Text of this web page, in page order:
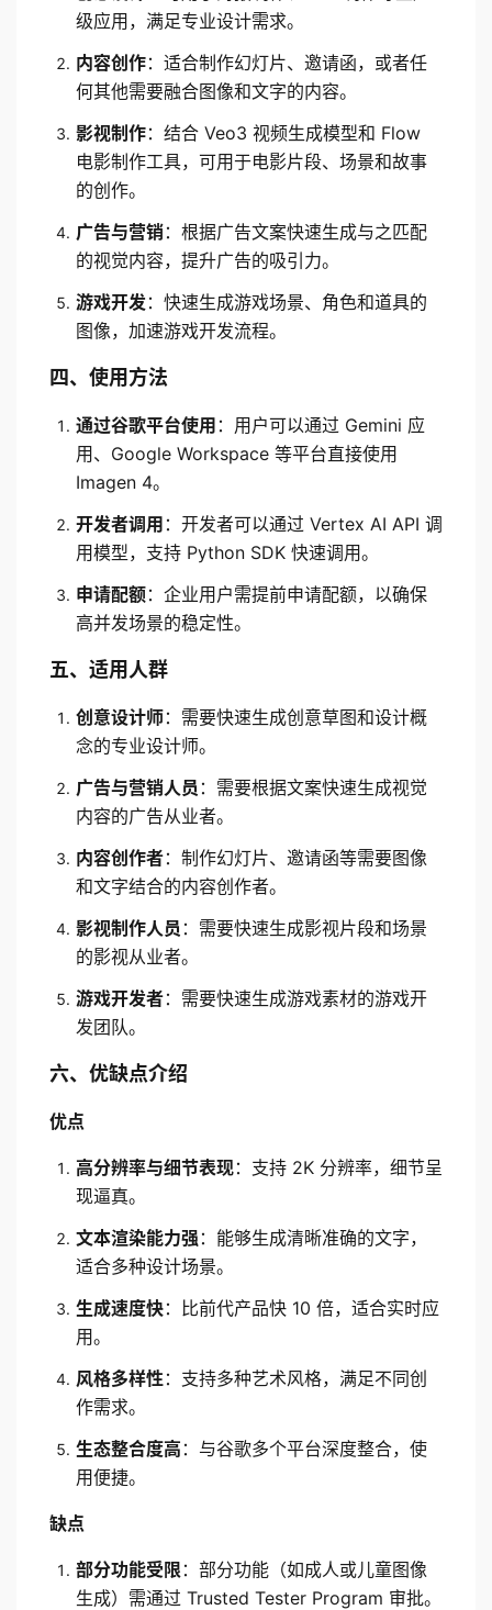
级应用，满足专业设计需求。
内容创作：适合制作幻灯片、邀请函，或者任
何其他需要融合图像和文字的内容。
影视制作：结合 Veo3 视频生成模型和 Flow
电影制作工具，可用于电影片段、场景和故事
的创作。
广告与营销：根据广告文案快速生成与之匹配
的视觉内容，提升广告的吸引力。
游戏开发：快速生成游戏场景、角色和道具的
图像，加速游戏开发流程。
四、使用方法
通过谷歌平台使用 ：用户可以通过 Gemini 应
用、Google Workspace 等平台直接使用
Imagen 4。
开发者调用 ：开发者可以通过 Vertex AI API 调
用模型，支持 Python SDK 快速调用。
申请配额：企业用户需提前申请配额，以确保
高并发场景的稳定性。
五、适用人群
创意设计师：需要快速生成创意草图和设计概
念的专业设计师。
广告与营销人员 ：需要根据文案快速生成视觉
内容的广告从业者。
内容创作者：制作幻灯片、邀请函等需要图像
和文字结合的内容创作者。
影视制作人员 ：需要快速生成影视片段和场景
的影视从业者。
游戏开发者：需要快速生成游戏素材的游戏开
发团队。
六、优缺点介绍
优点
高分辨率与细节表现：支持 2K 分辨率，细节呈
现逼真。
文本渲染能力强 ：能够生成清晰准确的文字，
适合多种设计场景。
生成速度快：比前代产品快 10 倍，适合实时应
用。
风格多样性 ：支持多种艺术风格，满足不同创
作需求。
生态整合度高 ：与谷歌多个平台深度整合，使
用便捷。
缺点
部分功能受限 ：部分功能（如成人或儿童图像
生成）需通过 Trusted Tester Program 审批。